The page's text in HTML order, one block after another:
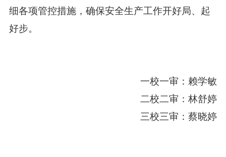
细各项管控措施，确保安全生产工作开好局、起
好步。
一校一审：赖学敏
二校二审：林舒婷
三校三审：蔡晓婷